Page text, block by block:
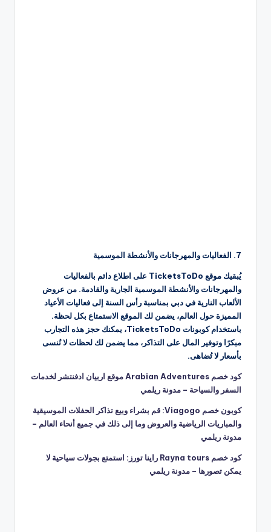
7. الفعاليات والمهرجانات والأنشطة الموسمية
يُبقيك موقع TicketsToDo على اطلاع دائم بالفعاليات
والمهرجانات والأنشطة الموسمية الجارية والقادمة. من عروض
الألعاب النارية في دبي بمناسبة رأس السنة إلى فعاليات الأعياد
المميزة حول العالم، يضمن لك الموقع الاستمتاع بكل لحظة.
باستخدام كوبونات TicketsToDo، يمكنك حجز هذه التجارب
مبكرًا وتوفير المال على التذاكر، مما يضمن لك لحظات لا تُنسى
بأسعار لا تُضاهى.
كود خصم Arabian Adventures موقع اربيان ادفنتشر لخدمات
السفر والسياحة – مدونة ريلمي
كوبون خصم Viagogo: قم بشراء وبيع تذاكر الحفلات الموسيقية
والمباريات الرياضية والعروض وما إلى ذلك في جميع أنحاء العالم –
مدونة ريلمي
كود خصم Rayna tours راينا تورز: استمتع بجولات سياحية لا
يمكن تصورها – مدونة ريلمي